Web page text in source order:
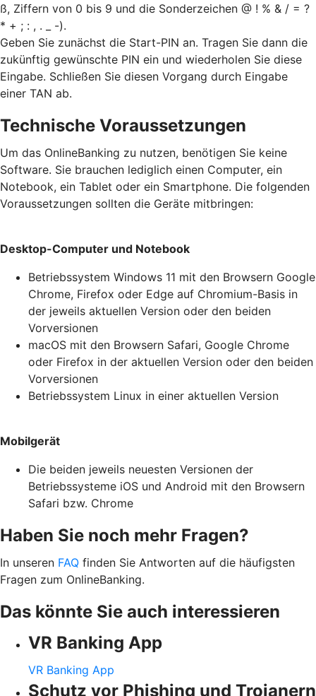
ß, Ziffern von 0 bis 9 und die Sonderzeichen @ ! % & / = ?
* + ; : , . _ -).
Geben Sie zunächst die Start-PIN an. Tragen Sie dann die
zukünftig gewünschte PIN ein und wiederholen Sie diese
Eingabe. Schließen Sie diesen Vorgang durch Eingabe
einer TAN ab.
Technische Voraussetzungen
Um das OnlineBanking zu nutzen, benötigen Sie keine
Software. Sie brauchen lediglich einen Computer, ein
Notebook, ein Tablet oder ein Smartphone. Die folgenden
Voraussetzungen sollten die Geräte mitbringen:
Desktop-Computer und Notebook
Betriebssystem Windows 11 mit den Browsern Google
Chrome, Firefox oder Edge auf Chromium-Basis in
der jeweils aktuellen Version oder den beiden
Vorversionen
macOS mit den Browsern Safari, Google Chrome
oder Firefox in der aktuellen Version oder den beiden
Vorversionen
Betriebssystem Linux in einer aktuellen Version
Mobilgerät
Die beiden jeweils neuesten Versionen der
Betriebssysteme iOS und Android mit den Browsern
Safari bzw. Chrome
Haben Sie noch mehr Fragen?
In unseren FAQ finden Sie Antworten auf die häufigsten
Fragen zum OnlineBanking.
Das könnte Sie auch interessieren
VR Banking App
VR Banking App
Schutz vor Phishing und Trojanern